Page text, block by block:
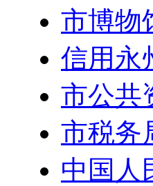
市博物
信用永
市公共
市税务
中国人